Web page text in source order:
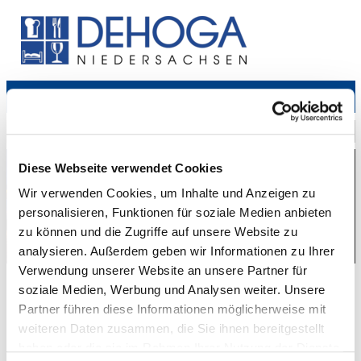
Diese Webseite verwendet Cookies
Wir verwenden Cookies, um Inhalte und Anzeigen zu
personalisieren, Funktionen für soziale Medien anbieten
zu können und die Zugriffe auf unsere Website zu
analysieren. Außerdem geben wir Informationen zu Ihrer
Verwendung unserer Website an unsere Partner für
soziale Medien, Werbung und Analysen weiter. Unsere
Partner führen diese Informationen möglicherweise mit
weiteren Daten zusammen, die Sie ihnen bereitgestellt
Deutscher
Hotel-
und
Gaststättenverband
Niedersachsen
Mehr Infos